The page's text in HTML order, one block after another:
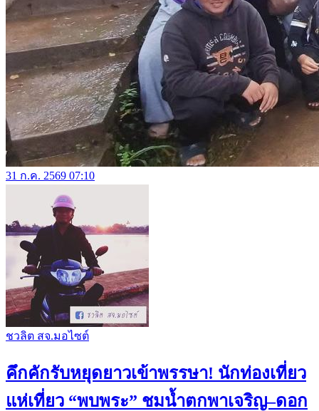
31 ก.ค. 2569 07:10
ชวลิต สจ.มอไซต์
คึกคักรับหยุดยาวเข้าพรรษา! นักท่องเที่ยว
แห่เที่ยว “พบพระ” ชมน้ำตกพาเจริญ–ดอก